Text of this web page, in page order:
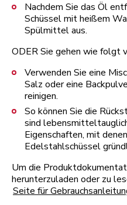
Nachdem Sie das Öl
Schüssel mit heißem
Spülmittel aus.
ODER Sie gehen wie folgt
Verwenden Sie eine
Salz oder eine
reinigen.
So können Sie die
sind
Eigenschaften, mit
Edelstahlschüssel
Um die
herunterzuladen oder zu
Seite für